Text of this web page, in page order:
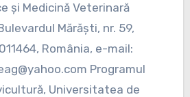
și Medicină Veterinară
Mărăști, nr. 59,
România, e-mail:
Programul
Universitatea de